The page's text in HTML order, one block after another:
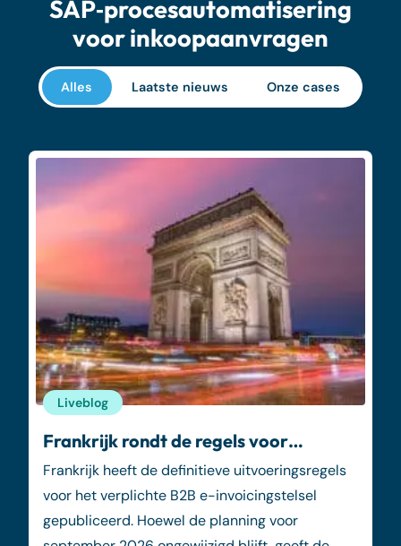
SAP‑procesautomatisering
voor inkoopaanvragen
Alles Laatste nieuws Onze cases
Frankrijk rondt de regels voor…
Frankrijk heeft de definitieve uitvoeringsregels
voor het verplichte B2B e-invoicingstelsel
gepubliceerd. Hoewel de planning voor
Liveblog